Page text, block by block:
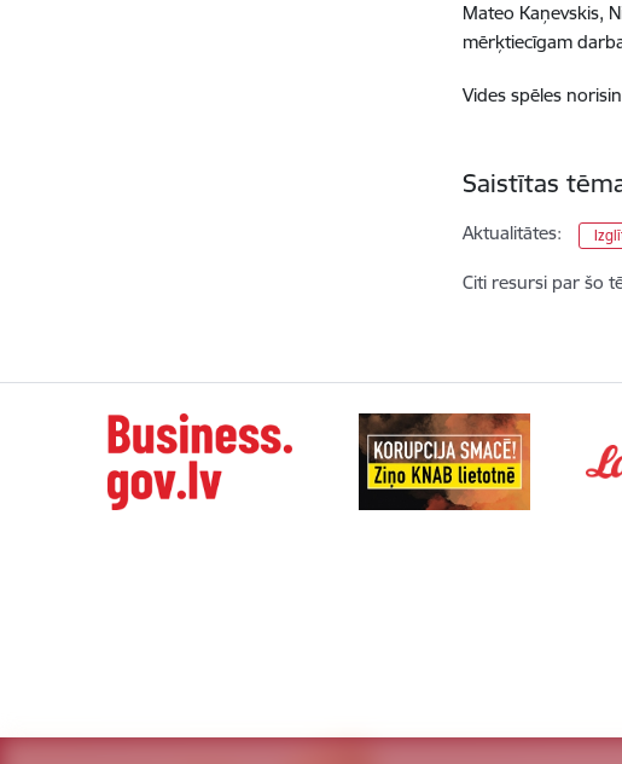
Mateo Kaņevskis,
mērķtiecīgam
Vides spēles
Saistītas
Aktualitātes:
Citi resursi par šo